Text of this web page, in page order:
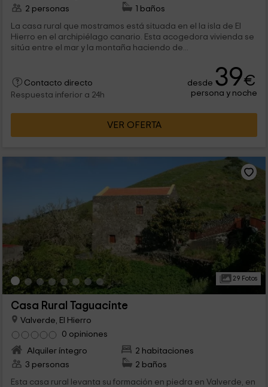
2 personas
1 baños
La casa rural que mostramos está situada en el la isla de El
Hierro en el archipiélago canario. Esta acogedora vivienda se
sitúa entre el mar y la montaña haciendo de...
Contacto directo
Respuesta inferior a 24h
desde 39€
persona y noche
VER OFERTA
29 Fotos
Casa Rural Taguacinte
Valverde, El Hierro
0 opiniones
Alquiler íntegro
2 habitaciones
3 personas
2 baños
Esta casa rural levanta su formación en piedra en Valverde, en